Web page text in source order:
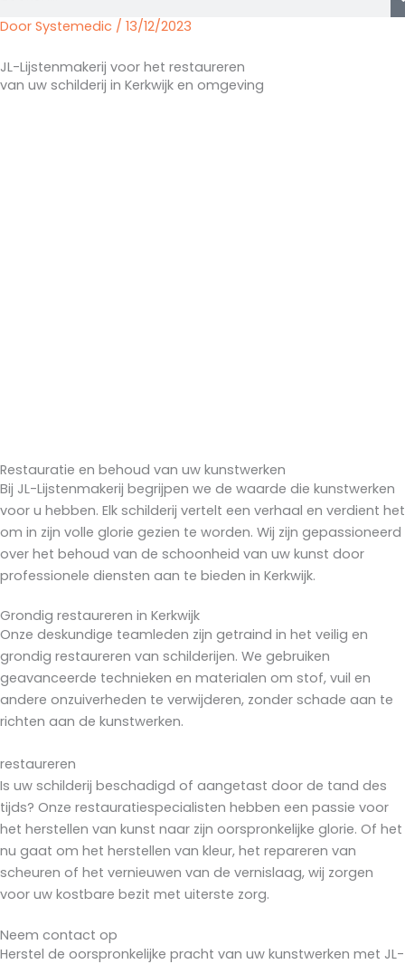
Door Systemedic / 13/12/2023
JL-Lijstenmakerij voor het restaureren
van uw schilderij in Kerkwijk en omgeving
Restauratie en behoud van uw kunstwerken
Bij JL-Lijstenmakerij begrijpen we de waarde die kunstwerken
voor u hebben. Elk schilderij vertelt een verhaal en verdient het
om in zijn volle glorie gezien te worden. Wij zijn gepassioneerd
over het behoud van de schoonheid van uw kunst door
professionele diensten aan te bieden in Kerkwijk.
Grondig restaureren in Kerkwijk
Onze deskundige teamleden zijn getraind in het veilig en
grondig restaureren van schilderijen. We gebruiken
geavanceerde technieken en materialen om stof, vuil en
andere onzuiverheden te verwijderen, zonder schade aan te
richten aan de kunstwerken.
restaureren
Is uw schilderij beschadigd of aangetast door de tand des
tijds? Onze restauratiespecialisten hebben een passie voor
het herstellen van kunst naar zijn oorspronkelijke glorie. Of het
nu gaat om het herstellen van kleur, het repareren van
scheuren of het vernieuwen van de vernislaag, wij zorgen
voor uw kostbare bezit met uiterste zorg.
Neem contact op
Herstel de oorspronkelijke pracht van uw kunstwerken met JL-